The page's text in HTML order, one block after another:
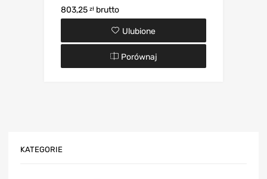
803,25 zł brutto
Ulubione
Porównaj
KATEGORIE